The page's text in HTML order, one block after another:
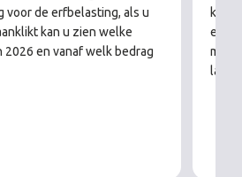
voor de erfbelasting, als u
kan u zien welke
en vanaf welk bedrag
een
met